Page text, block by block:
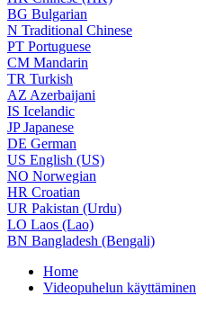
BG Bulgarian
N Traditional Chinese
PT Portuguese
CM Mandarin
TR Turkish
AZ Azerbaijani
IS Icelandic
JPJapanese
DE German
US English (US)
NO Norwegian
HR Croatian
UR Pakistan (Urdu)
LO Laos (Lao)
BN Bangladesh (Bengali)
Home
Videopuhelun käyttäminen